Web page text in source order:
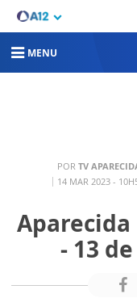
MENU
POR TV
14 MAR 2023 -
- 13